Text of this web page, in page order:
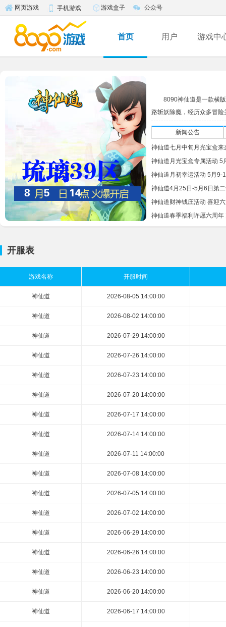
网页游戏 手机游戏 游戏盒子 公众号
首页 用户 游戏中
8090神仙道是一款横
路斩妖除魔，经历众多冒
新闻公告
神仙道七月中旬月光宝盒
神仙道月光宝盒专属活动 5
神仙道月初幸运活动 5月9-
神仙道4月25日-5月6日第
神仙道财神钱庄活动 喜迎
神仙道春季福利许愿六周
开服表
游戏名称 开服时间
神仙道 2026-08-05 14:00:00
神仙道 2026-08-02 14:00:00
神仙道 2026-07-29 14:00:00
神仙道 2026-07-26 14:00:00
神仙道 2026-07-23 14:00:00
神仙道 2026-07-20 14:00:00
神仙道 2026-07-17 14:00:00
神仙道 2026-07-14 14:00:00
神仙道 2026-07-11 14:00:00
神仙道 2026-07-08 14:00:00
神仙道 2026-07-05 14:00:00
神仙道 2026-07-02 14:00:00
神仙道 2026-06-29 14:00:00
神仙道 2026-06-26 14:00:00
神仙道 2026-06-23 14:00:00
神仙道 2026-06-20 14:00:00
神仙道 2026-06-17 14:00:00